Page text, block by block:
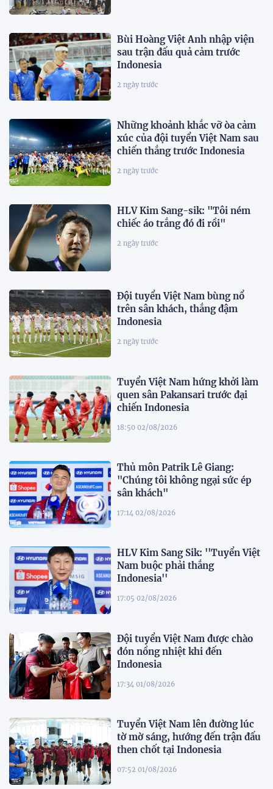
Bùi Hoàng Việt Anh nhập viện
sau trận đấu quả cảm trước
Indonesia
2 ngày trước
Những khoảnh khắc vỡ òa cảm
xúc của đội tuyển Việt Nam sau
chiến thắng trước Indonesia
2 ngày trước
HLV Kim Sang-sik: "Tôi ném
chiếc áo trắng đó đi rồi"
2 ngày trước
Đội tuyển Việt Nam bùng nổ
trên sân khách, thắng đậm
Indonesia
2 ngày trước
Tuyển Việt Nam hứng khởi làm
quen sân Pakansari trước đại
chiến Indonesia
18:50 02/08/2026
Thủ môn Patrik Lê Giang:
"Chúng tôi không ngại sức ép
sân khách"
17:14 02/08/2026
HLV Kim Sang Sik: ''Tuyển Việt
Nam buộc phải thắng
Indonesia''
17:05 02/08/2026
Đội tuyển Việt Nam được chào
đón nồng nhiệt khi đến
Indonesia
17:34 01/08/2026
Tuyển Việt Nam lên đường lúc
tờ mờ sáng, hướng đến trận đấu
then chốt tại Indonesia
07:52 01/08/2026